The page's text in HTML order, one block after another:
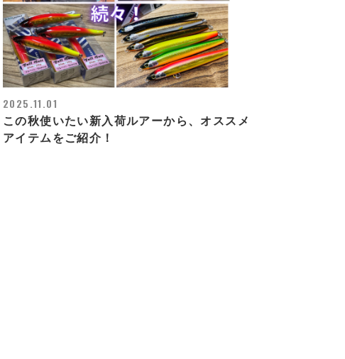
2025.11.01
この秋使いたい新入荷ルアーから、オススメ
アイテムをご紹介！